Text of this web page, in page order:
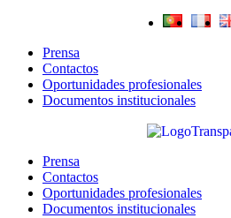
Prensa
Contactos
Oportunidades profesionales
Documentos institucionales
Prensa
Contactos
Oportunidades profesionales
Documentos institucionales